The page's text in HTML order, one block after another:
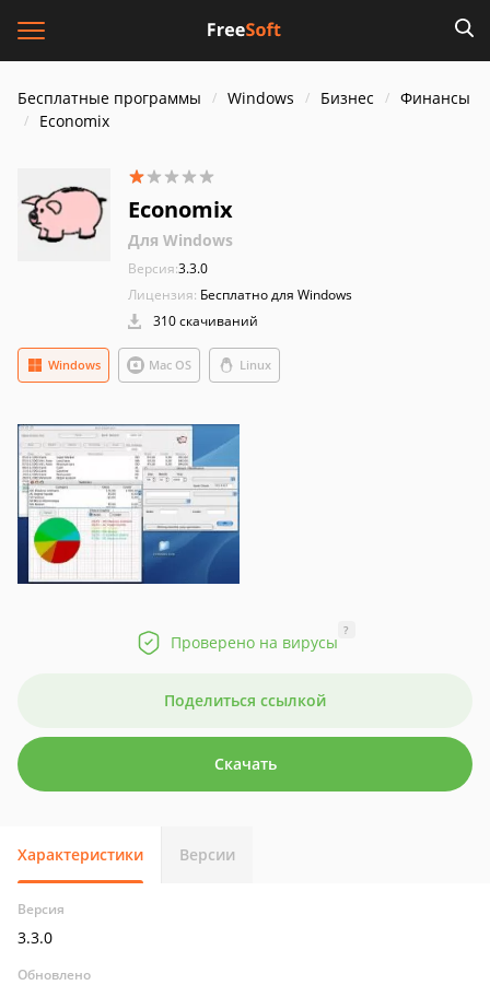
Бесплатные программы Windows Бизнес
Финансы
Economix
Economix
Для Windows
Версия:3.3.0
Лицензия: Бесплатно для Windows
310 скачиваний
Mac OS Linux
Windows
Проверено на вирусы
?
Поделиться ссылкой
Скачать
Характеристики Версии
Версия
3.3.0
Обновлено